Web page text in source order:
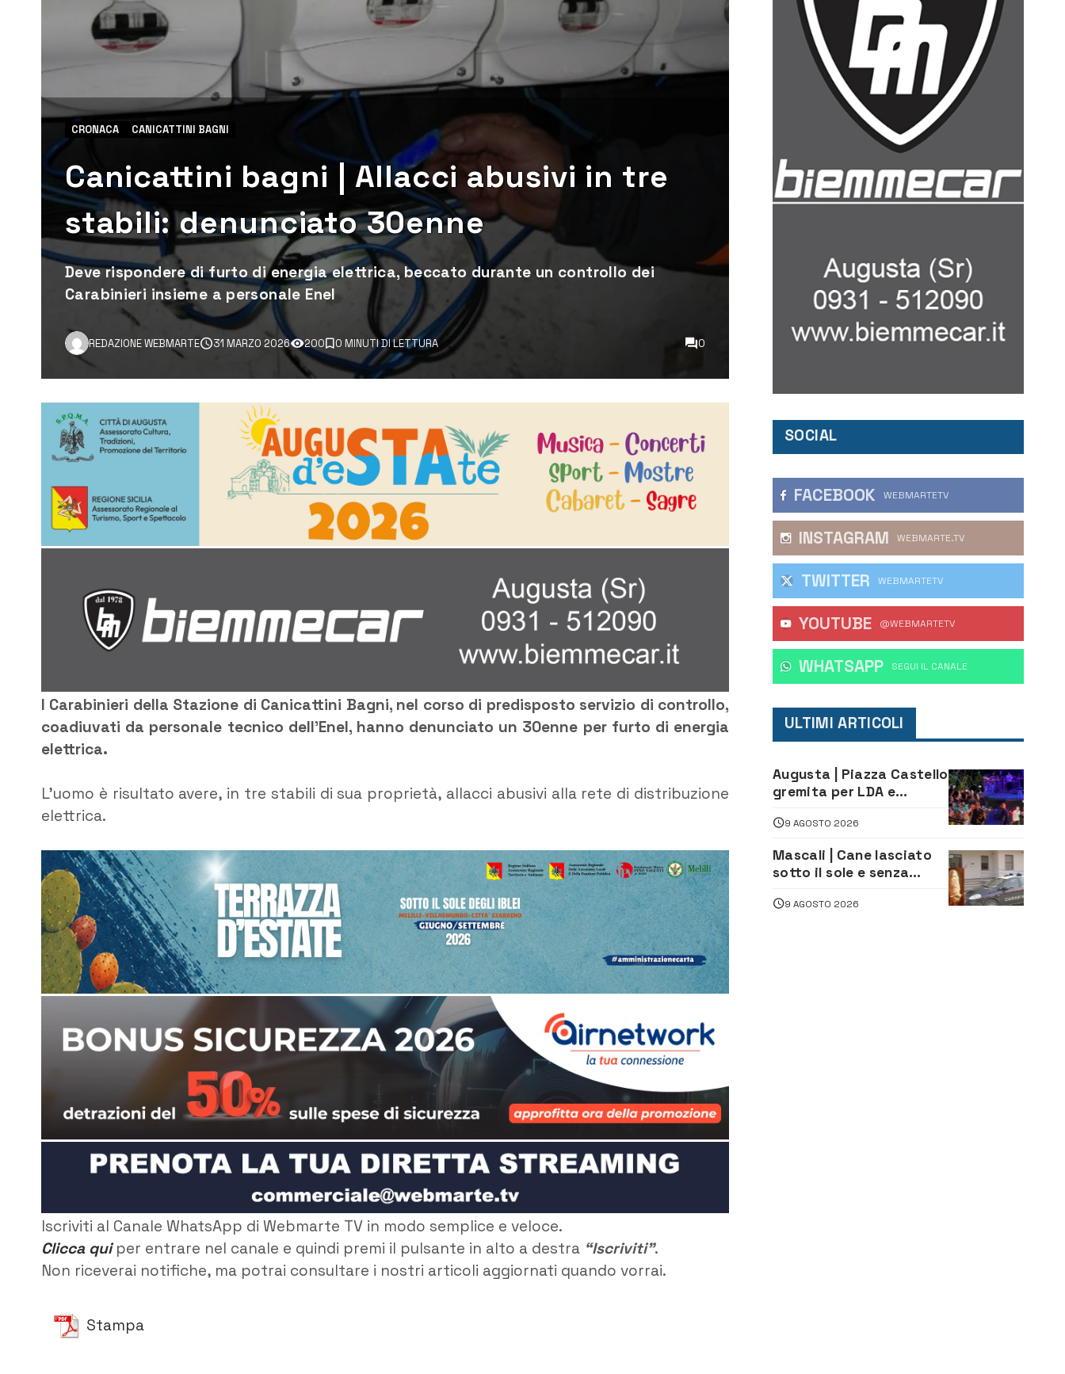
CRONACA CANICATTINI BAGNI
Canicattini bagni | Allacci abusivi in tre
stabili: denunciato 30enne
Deve rispondere di furto di energia elettrica, beccato durante un controllo dei
Carabinieri insieme a personale Enel
REDAZIONE WEBMARTE 31 MARZO 2026 200 0 MINUTI DI LETTURA 0
I Carabinieri della Stazione di Canicattini Bagni, nel corso di predisposto servizio di controllo,
coadiuvati da personale tecnico dell’Enel, hanno denunciato un 30enne per furto di energia
elettrica.
L’uomo è risultato avere, in tre stabili di sua proprietà, allacci abusivi alla rete di distribuzione
elettrica.
Iscriviti al Canale WhatsApp di Webmarte TV in modo semplice e veloce.
Clicca quiper entrare nel canale e quindi premi il pulsante in alto a destra “Iscriviti”.
Non riceverai notifiche, ma potrai consultare i nostri articoli aggiornati quando vorrai.
Stampa
SOCIAL
FACEBOOK WEBMARTETV
INSTAGRAM WEBMARTE.TV
TWITTER WEBMARTETV
YOUTUBE @WEBMARTETV
WHATSAPP ‎SEGUI IL CANALE
ULTIMI ARTICOLI
Augusta | Piazza Castello
gremita per LDA e
ed emozioni per
“Augusta d’Estate”
9 AGOSTO 2026
Mascali | Cane lasciato
sotto il sole e senza
denunciano proprietario
9 AGOSTO 2026